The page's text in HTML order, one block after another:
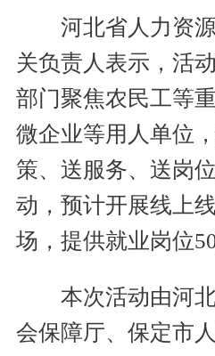
河北省人力资源
关负责人表示，活
部门聚焦农民工等
微企业等用人单位
策、送服务、送岗
动，预计开展线上
场，提供就业岗位50
本次活动由河北
会保障厅、保定市